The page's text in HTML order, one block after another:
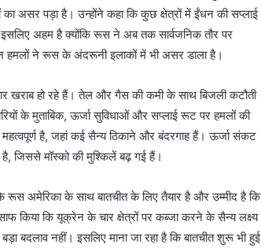
असर पड़ा है। उन्होंने कहा कि कुछ क्षेत्रों में ईंधन की सप्लाई
इसलिए अहम है क्योंकि रूस ने अब तक सार्वजनिक तौर पर
हमलों ने रूस के अंदरूनी इलाकों में भी असर डाला है।
खराब हो रहे हैं। तेल और गैस की कमी के साथ बिजली कटौती
के मुताबिक, ऊर्जा सुविधाओं और सप्लाई रूट पर हमलों की
है, जहां कई सैन्य ठिकाने और बंदरगाह हैं। ऊर्जा संकट
जिससे मॉस्को की मुश्किलें बढ़ गई हैं।
रूस अमेरिका के साथ बातचीत के लिए तैयार है और उम्मीद है कि
किया कि यूक्रेन के चार क्षेत्रों पर कब्जा करने के सैन्य लक्ष्य
बदलाव नहीं। इसलिए माना जा रहा है कि बातचीत शुरू भी हुई